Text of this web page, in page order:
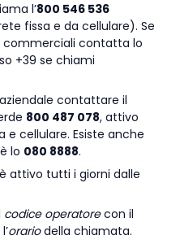
l’800 546 536
fissa e da cellulare). Se
commerciali contatta lo
+39 se chiami
contattare il
800 487 078, attivo
cellulare. Esiste anche
lo 080 8888.
attivo tutti i giorni dalle
codice operatorecon il
orariodella chiamata.